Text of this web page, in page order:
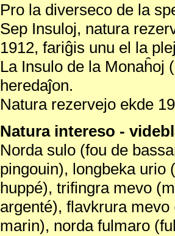
Pro la diverseco de la
Sep Insuloj, natura
1912, fariĝis unu el la
La Insulo de la Monaĥoj
heredaĵon.
Natura rezervejo ekde
Natura intereso -
Norda sulo (fou de
pingouin), longbeka urio
huppé), trifingra mevo
argenté), flavkrura
marin), norda fulmaro